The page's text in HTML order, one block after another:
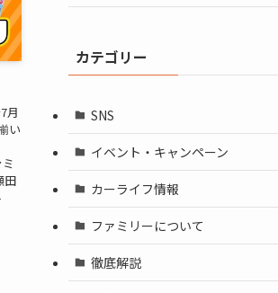
月
い
田
カテゴリー
SNS
イベント・キャンペーン
カーライフ情報
ファミリーについて
徹底解説